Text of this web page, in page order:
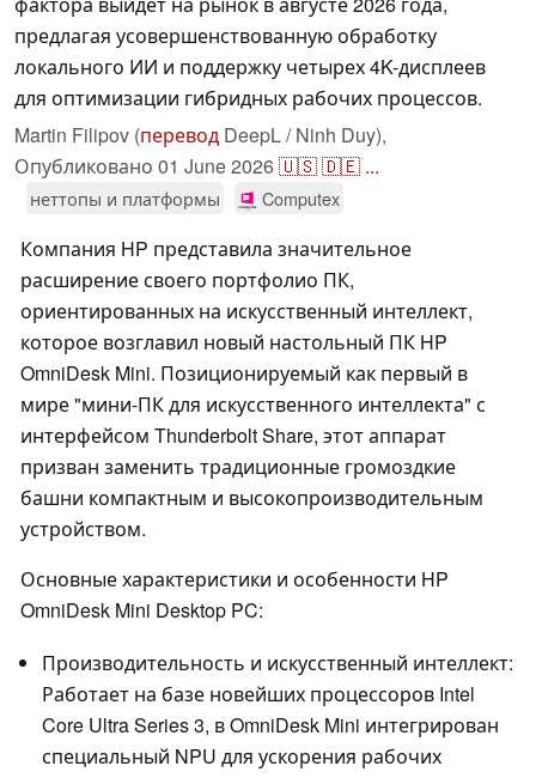
предлагая усовершенствованную обработку
локального ИИ и поддержку четырех 4K-дисплеев
для оптимизации гибридных рабочих процессов.
Martin Filipov (перевод DeepL / Ninh Duy),
Опубликовано 01 June 2026🇺🇸🇩🇪 ...
неттопы и платформы Computex
Компания HP представила значительное
расширение своего портфолио ПК,
ориентированных на искусственный интеллект,
которое возглавил новый настольный ПК HP
OmniDesk Mini. Позиционируемый как первый в
мире "мини-ПК для искусственного интеллекта" с
интерфейсом Thunderbolt Share, этот аппарат
призван заменить традиционные громоздкие
башни компактным и высокопроизводительным
устройством.
Основные характеристики и особенности HP
OmniDesk Mini Desktop PC:
Производительность и искусственный интеллект:
Работает на базе новейших процессоров Intel
Core Ultra Series 3, в OmniDesk Mini интегрирован
специальный NPU для ускорения рабочих